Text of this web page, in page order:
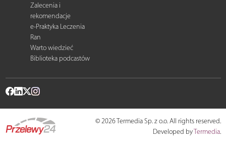
Zalecenia i
rekomendacje
e-Praktyka Leczenia
Ran
Warto wiedzieć
Biblioteka podcastów
© 2026 Termedia Sp. z o.o. All rights reserved.
Developed byTermedia.